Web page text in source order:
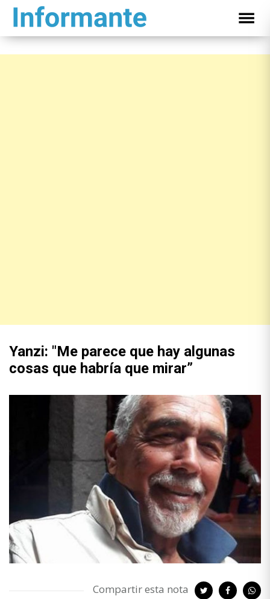
Yanzi: "Me parece que hay algunas
cosas que habría que mirar”
Compartir esta nota